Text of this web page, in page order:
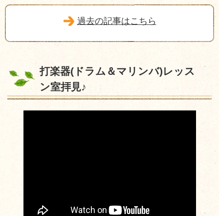
過去の記事はこちら
打楽器(ドラム＆マリンバ)レッス
ン室拝見♪